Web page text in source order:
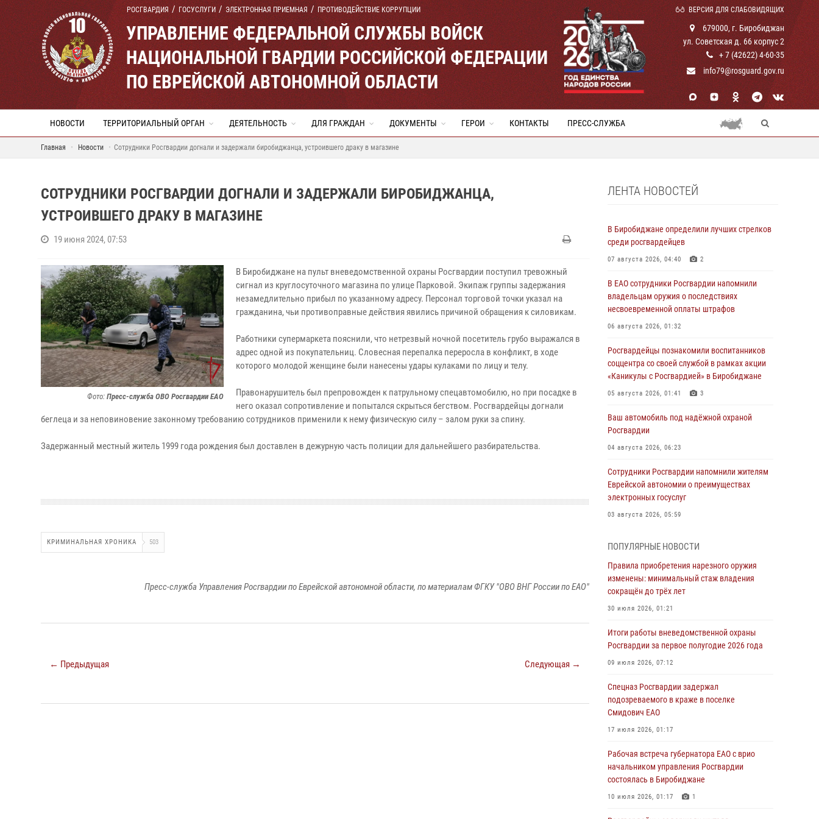
РОСГВАРДИЯ ГОСУСЛУГИ ЭЛЕКТРОННАЯ ПРИЕМНАЯ ПРОТИВОДЕЙСТВИЕ КОРРУПЦИИ ВЕРСИЯ ДЛЯ СЛАБОВИДЯЩИХ
УПРАВЛЕНИЕ ФЕДЕРАЛЬНОЙ СЛУЖБЫ ВОЙСК
НАЦИОНАЛЬНОЙ ГВАРДИИ РОССИЙСКОЙ ФЕДЕРАЦИИ
ПО ЕВРЕЙСКОЙ АВТОНОМНОЙ ОБЛАСТИ
679000, г. Биробиджан
ул. Советская д. 66 корпус 2
+ 7 (42622) 4-60-35
info79@rosguard.gov.ru
НОВОСТИ ТЕРРИТОРИАЛЬНЫЙ ОРГАН ДЕЯТЕЛЬНОСТЬ ДЛЯ ГРАЖДАН ДОКУМЕНТЫ ГЕРОИ КОНТАКТЫ ПРЕСС-СЛУЖБА
Главная Новости Сотрудники Росгвардии догнали и задержали биробиджанца, устроившего драку в магазине
СОТРУДНИКИ РОСГВАРДИИ ДОГНАЛИ И ЗАДЕРЖАЛИ БИРОБИДЖАНЦА,
УСТРОИВШЕГО ДРАКУ В МАГАЗИНЕ
19 июня 2024, 07:53
Фото: Пресс-служба ОВО Росгвардии ЕАО
В Биробиджане на пульт вневедомственной охраны Росгвардии поступил тревожный
сигнал из круглосуточного магазина по улице Парковой. Экипаж группы задержания
незамедлительно прибыл по указанному адресу. Персонал торговой точки указал на
гражданина, чьи противоправные действия явились причиной обращения к силовикам.
Работники супермаркета пояснили, что нетрезвый ночной посетитель грубо выражался в
адрес одной из покупательниц. Словесная перепалка переросла в конфликт, в ходе
которого молодой женщине были нанесены удары кулаками по лицу и телу.
Правонарушитель был препровожден к патрульному спецавтомобилю, но при посадке в
него оказал сопротивление и попытался скрыться бегством. Росгвардейцы догнали
беглеца и за неповиновение законному требованию сотрудников применили к нему физическую силу – залом руки за спину.
Задержанный местный житель 1999 года рождения был доставлен в дежурную часть полиции для дальнейшего разбирательства.
КРИМИНАЛЬНАЯ ХРОНИКА 503
Пресс-служба Управления Росгвардии по Еврейской автономной области, по материалам ФГКУ "ОВО ВНГ России по ЕАО"
← Предыдущая Следующая →
ЛЕНТА НОВОСТЕЙ
В Биробиджане определили лучших стрелков
среди росгвардейцев
07 августа 2026, 04:40 2
В ЕАО сотрудники Росгвардии напомнили
владельцам оружия о последствиях
несвоевременной оплаты штрафов
06 августа 2026, 01:32
Росгвардейцы познакомили воспитанников
соццентра со своей службой в рамках акции
«Каникулы с Росгвардией» в Биробиджане
05 августа 2026, 01:41 3
Ваш автомобиль под надёжной охраной
Росгвардии
04 августа 2026, 06:23
Сотрудники Росгвардии напомнили жителям
Еврейской автономии о преимуществах
электронных госуслуг
03 августа 2026, 05:59
армии Виктор Золотов поздравил
специалистов подразделений тыла с
профессиональным праздником
01 августа 2026, 10:23
национальной гвардии Российской
Федерации
01 августа 2026, 10:21
В Росгвардии вспоминают российских
воинов, погибших в Первой мировой войне
1914-1918 годов
01 августа 2026, 10:19
Внесены изменения в правила проведения
контрольного отстрела гражданского оружия
31 июля 2026, 01:48
ПОПУЛЯРНЫЕ НОВОСТИ
Правила приобретения нарезного оружия
изменены: минимальный стаж владения
сокращён до трёх лет
30 июля 2026, 01:21
Итоги работы вневедомственной охраны
Росгвардии за первое полугодие 2026 года
09 июля 2026, 07:12
Спецназ Росгвардии задержал
подозреваемого в краже в поселке
Смидович ЕАО
17 июля 2026, 01:17
Рабочая встреча губернатора ЕАО с врио
начальником управления Росгвардии
состоялась в Биробиджане
10 июля 2026, 01:17 1